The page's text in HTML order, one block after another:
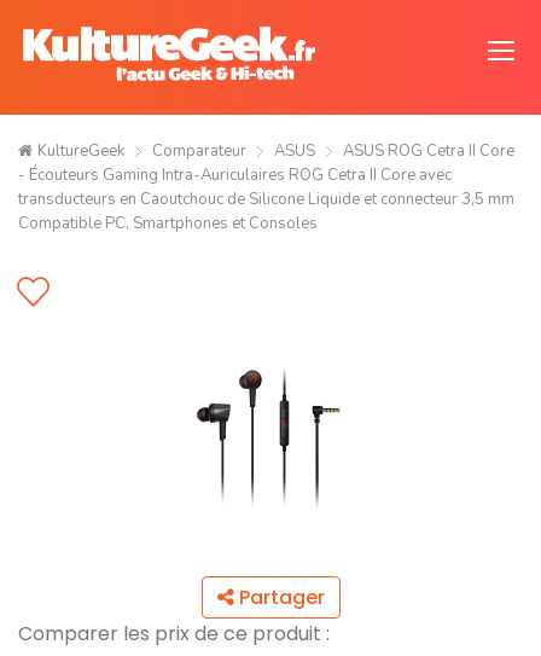
KultureGeek Comparateur ASUS
ASUS ROG Cetra II Core
- Écouteurs Gaming Intra-Auriculaires ROG Cetra II Core avec
transducteurs en Caoutchouc de Silicone Liquide et connecteur 3,5 mm
Compatible PC, Smartphones et Consoles
Partager
Comparer les prix de ce produit :